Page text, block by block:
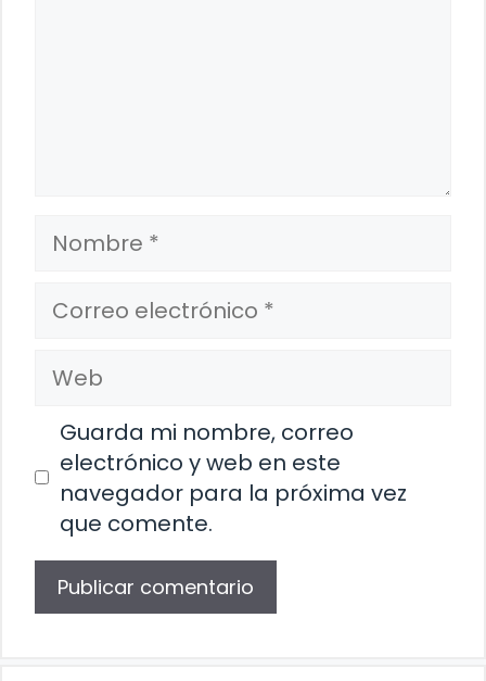
Nombre
Correo
electrónico
Web
Guarda mi nombre, correo
electrónico y web en este
navegador para la próxima vez
que comente.